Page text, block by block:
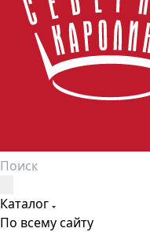
Каталог
По всему сайту